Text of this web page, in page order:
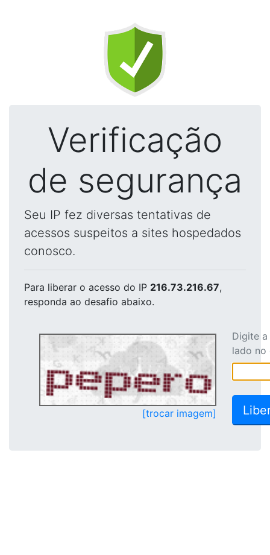
Verificação
de segurança
Seu IP fez diversas tentativas de
acessos suspeitos a sites hospedados
conosco.
Para liberar o acesso do IP 216.73.216.67,
responda ao desafio abaixo.
[trocar imagem]
Digite
lado no